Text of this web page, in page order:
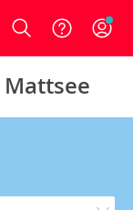
Login